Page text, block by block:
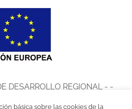
DESARROLLO REGIONAL - -
básica sobre las cookies de la